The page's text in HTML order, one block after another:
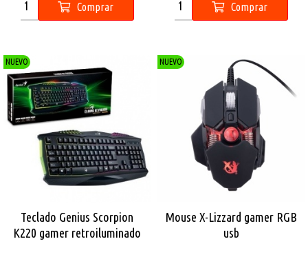
Comprar Comprar
NUEVO
Teclado Genius Scorpion
K220 gamer retroiluminado
NUEVO
Mouse X-Lizzard gamer RGB
usb